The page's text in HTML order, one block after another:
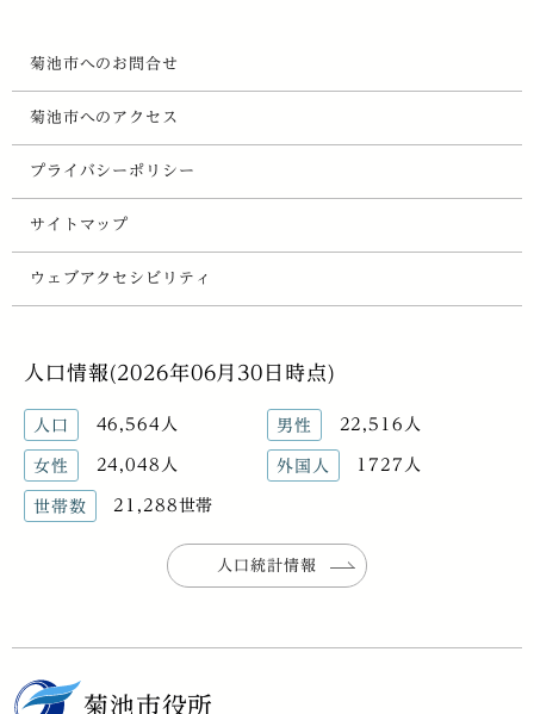
菊池市へのお問合せ
菊池市へのアクセス
プライバシーポリシー
サイトマップ
ウェブアクセシビリティ
人口情報(2026年06月30日時点)
人口 46,564人 男性 22,516人
女性 24,048人 外国人 1727人
世帯数 21,288世帯
人口統計情報
菊池市役所